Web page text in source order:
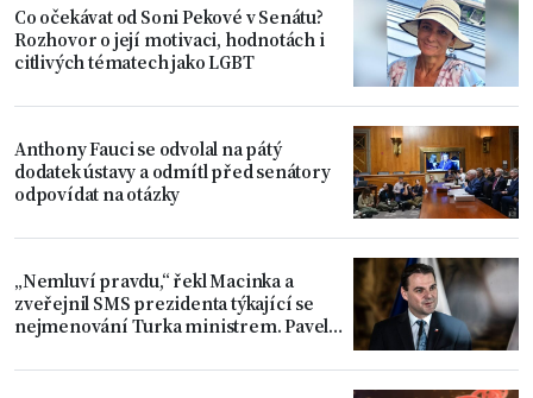
Co očekávat od Soni Pekové v Senátu?
Rozhovor o její motivaci, hodnotách i
citlivých tématech jako LGBT
Anthony Fauci se odvolal na pátý
dodatek ústavy a odmítl před senátory
odpovídat na otázky
„Nemluví pravdu,“ řekl Macinka a
zveřejnil SMS prezidenta týkající se
nejmenování Turka ministrem. Pavel